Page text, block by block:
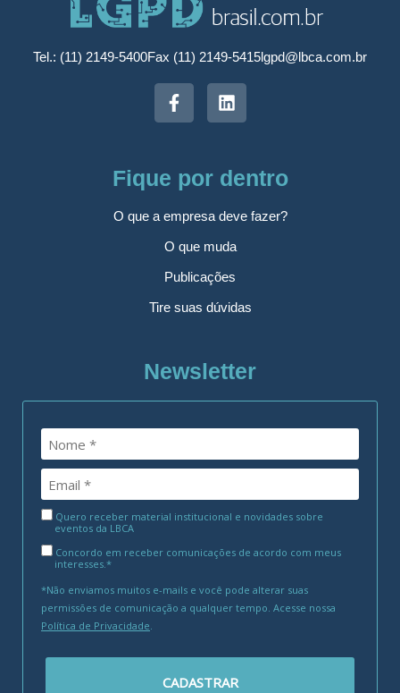
Tel.: (11) 2149-5400Fax (11) 2149-5415lgpd@lbca.com.br
Fique por dentro
O que a empresa deve fazer?
O que muda
Publicações
Tire suas dúvidas
Newsletter
Quero receber material institucional e novidades sobre
eventos da LBCA
Concordo em receber comunicações de acordo com meus
interesses.*
*Não enviamos muitos e-mails e você pode alterar suas
permissões de comunicação a qualquer tempo. Acesse nossa
Política de Privacidade
CADASTRAR